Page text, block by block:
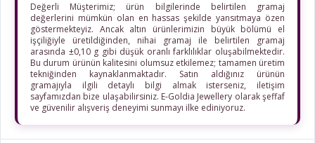
Değerli Müşterimiz; ürün bilgilerinde belirtilen gramaj
değerlerini mümkün olan en hassas şekilde yansıtmaya özen
göstermekteyiz. Ancak altın ürünlerimizin büyük bölümü el
işçiliğiyle üretildiğinden, nihai gramaj ile belirtilen gramaj
arasında ±0,10 g gibi düşük oranlı farklılıklar oluşabilmektedir.
Bu durum ürünün kalitesini olumsuz etkilemez; tamamen üretim
tekniğinden kaynaklanmaktadır. Satın aldığınız ürünün
gramajıyla ilgili detaylı bilgi almak isterseniz, iletişim
sayfamızdan bize ulaşabilirsiniz. E-Goldia Jewellery olarak şeffaf
ve güvenilir alışveriş deneyimi sunmayı ilke ediniyoruz.